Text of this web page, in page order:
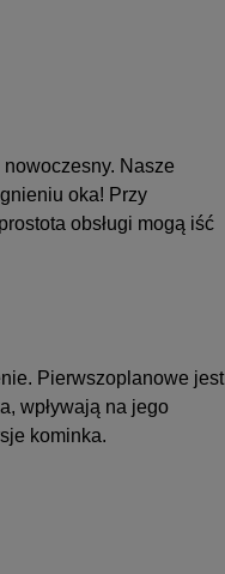
Nasze
oka! Przy
obsługi mogą iść
Pierwszoplanowe jest
wpływają na jego
kominka.